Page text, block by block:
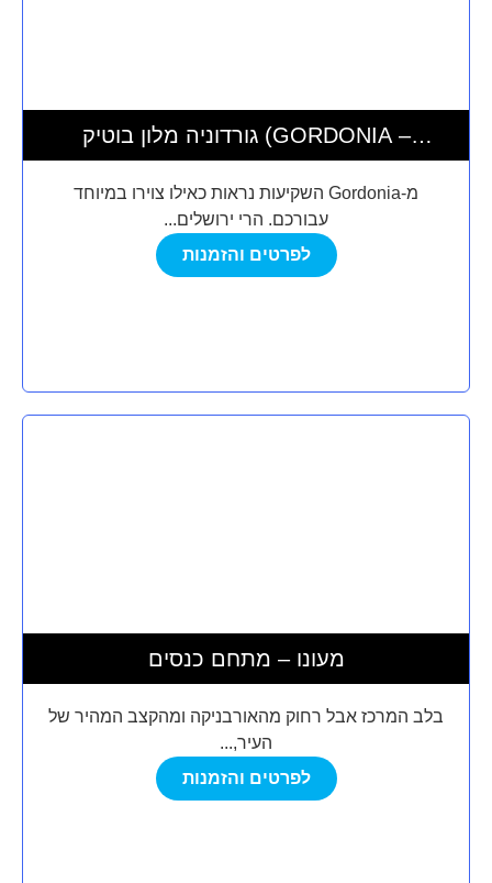
גורדוניה מלון בוטיק (GORDONIA –
PRIVATE HOTEL)
מ-Gordonia השקיעות נראות כאילו צוירו במיוחד
עבורכם. הרי ירושלים...
לפרטים והזמנות
מעונו – מתחם כנסים
בלב המרכז אבל רחוק מהאורבניקה ומהקצב המהיר של
העיר,...
לפרטים והזמנות